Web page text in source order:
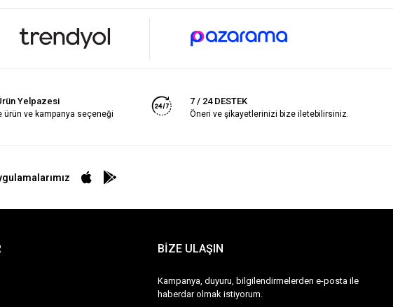
Yelpazesi
ürün ve kampanya seçeneği
7 / 24 DESTEK
Öneri ve şikayetlerinizi bize iletebilirsiniz.
BİZE ULAŞIN
Kampanya, duyuru, bilgilendirmelerden e-posta ile
haberdar olmak istiyorum.